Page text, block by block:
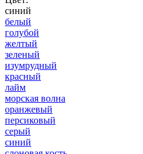
синий
белый
голубой
желтый
зеленый
изумрудный
красный
лайм
морская волна
оранжевый
персиковый
серый
синий